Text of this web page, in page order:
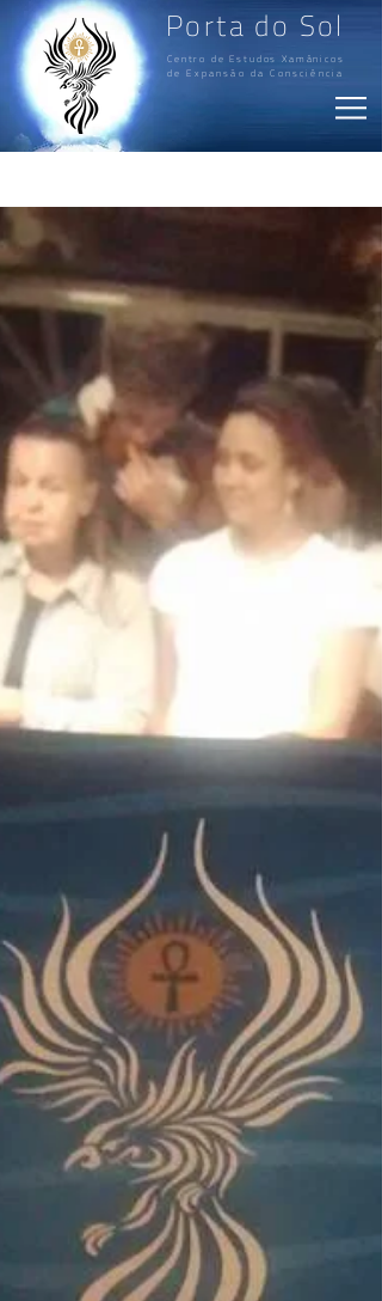
Porta do Sol
Centro de Estudos Xamânicos
de Expansão da Consciência